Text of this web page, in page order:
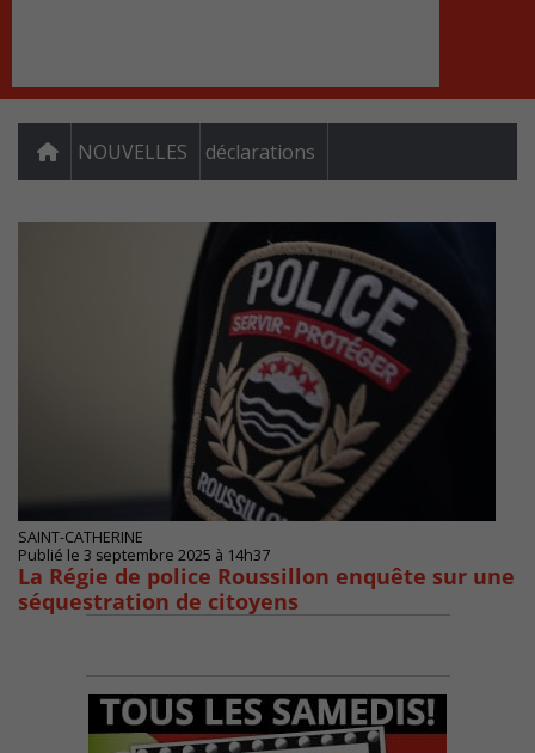
NOUVELLES déclarations
SAINT-CATHERINE
Publié le 3 septembre 2025 à 14h37
La Régie de police Roussillon enquête sur une
séquestration de citoyens